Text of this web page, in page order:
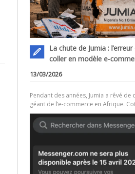
La chute de Jumia :
coller en modèle e-
13/03/2026
Pendant des années, Jumia a rêvé de
géant de l’e-commerce en Afrique.